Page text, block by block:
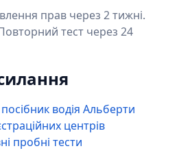
прав через 2 тижні.
тест через 24
водія Альберти
центрів
пробні тести